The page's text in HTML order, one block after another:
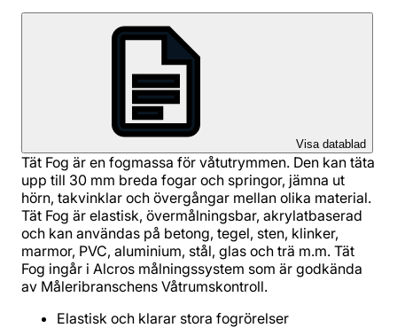
Visa datablad
Tät Fog är en fogmassa för våtutrymmen. Den kan täta
upp till 30 mm breda fogar och springor, jämna ut
hörn, takvinklar och övergångar mellan olika material.
Tät Fog är elastisk, övermålningsbar, akrylatbaserad
och kan användas på betong, tegel, sten, klinker,
marmor, PVC, aluminium, stål, glas och trä m.m. Tät
Fog ingår i Alcros målningssystem som är godkända
av Måleribranschens Våtrumskontroll.
Elastisk och klarar stora fogrörelser